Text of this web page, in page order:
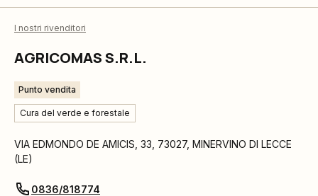
I nostri rivenditori
AGRICOMAS S.R.L.
Punto vendita
Cura del verde e forestale
VIA EDMONDO DE AMICIS, 33 73027, MINERVINO DI LECCE
(LE)
0836/818774